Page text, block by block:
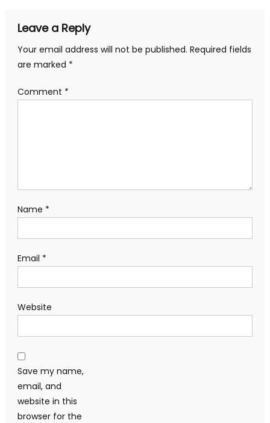
Leave a Reply
Your email address will not be published. Required fields
are marked *
Comment *
Name *
Email *
Website
Save my name,
email, and
website in this
browser for the